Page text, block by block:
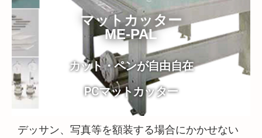
マットカッター
ME-PAL
カット・ペンが自由自在
PCマットカッター
デッサン、写真等を額装する場合にかかせない